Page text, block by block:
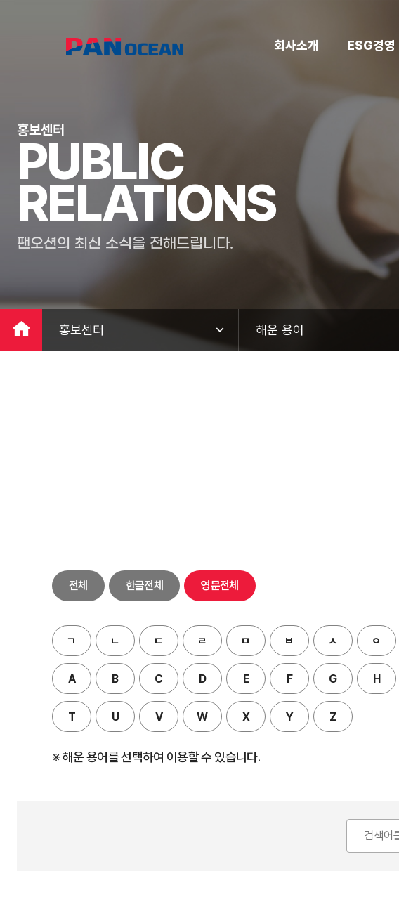
회사소개 ESG경영
홍보센터
PUBLIC
RELATIONS
팬오션의 최신 소식을 전해드립니다.
홍보센터 해운 용어
전체 한글전체 영문전체
ㄱ ㄴ ㄷ ㄹ ㅁ ㅂ ㅅ ㅇ
A B C D E F G H
T U V W X Y Z
※ 해운 용어를 선택하여 이용할 수 있습니다.